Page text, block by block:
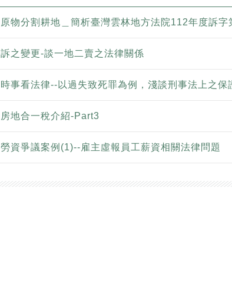
原物分割耕地＿簡析臺灣雲林地方法院112年度訴字
訴之變更-談一地二賣之法律關係
時事看法律--以過失致死罪為例，淺談刑事法上之保
房地合一稅介紹-Part3
勞資爭議案例(1)--雇主虛報員工薪資相關法律問題